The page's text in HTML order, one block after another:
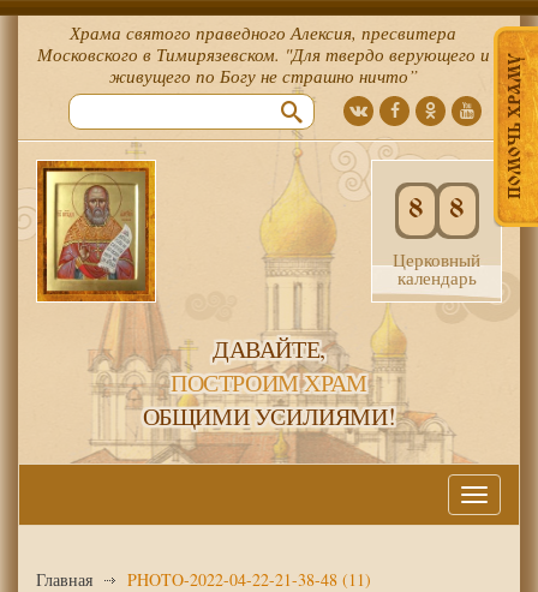
ПОМОЧЬ ХРАМУ
Храма святого праведного Алексия, пресвитера
Московского в Тимирязевском. "Для твердо верующего и
живущего по Богу не страшно ничто”
8 8
Церковный
календарь
ДАВАЙТЕ,
ПОСТРОИМ ХРАМ
ОБЩИМИ УСИЛИЯМИ!
Меню
Главная PHOTO-2022-04-22-21-38-48 (11)